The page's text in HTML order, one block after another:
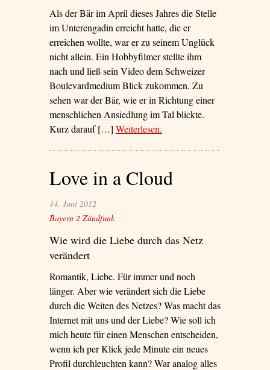
Als der Bär im April dieses Jahres die Stelle
im Unterengadin erreicht hatte, die er
erreichen wollte, war er zu seinem Unglück
nicht allein. Ein Hobbyfilmer stellte ihm
nach und ließ sein Video dem Schweizer
Boulevardmedium Blick zukommen. Zu
sehen war der Bär, wie er in Richtung einer
menschlichen Ansiedlung im Tal blickte.
Kurz darauf […] Weiterlesen– ‘Nummer 13 lebt’
.
Love in a Cloud
14. Juni 2012
Bayern 2 Zündfunk
Wie wird die Liebe durch das Netz
verändert
Romantik, Liebe. Für immer und noch
länger. Aber wie verändert sich die Liebe
durch die Weiten des Netzes? Was macht das
Internet mit uns und der Liebe? Wie soll ich
mich heute für einen Menschen entscheiden,
wenn ich per Klick jede Minute ein neues
Profil durchleuchten kann? War analog alles